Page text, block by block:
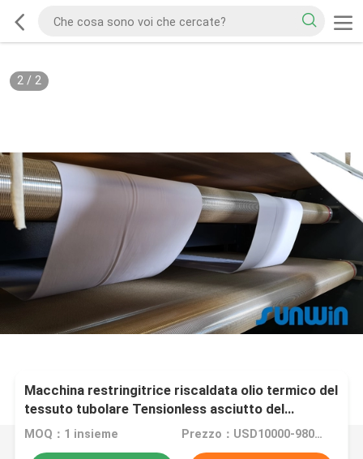
2/ 2
Macchina restringitrice riscaldata olio termico del
tessuto tubolare Tensionless asciutto del
poliestere della macchina di morbidezza
MOQ：1 insieme Prezzo：USD10000-98000